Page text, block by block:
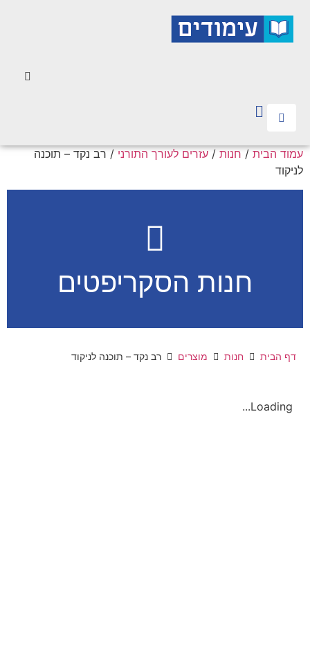
עמוד הבית / חנות / עזרים לעורך התורני / רב נקד – תוכנה
לניקוד
חנות הסקריפטים
דף הבית חנות מוצרים רב נקד – תוכנה לניקוד
Loading...